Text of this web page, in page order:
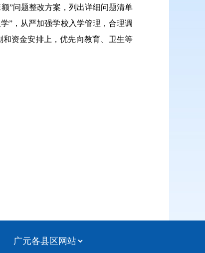
”问题整改方案，列出详细问题清单
”，从严加强学校入学管理，合理调
资金安排上，优先向教育、卫生等